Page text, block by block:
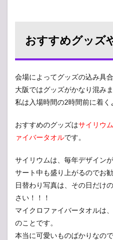
おすすめグッズ
会場によってグッズの込み具
大阪ではグッズがかなり混みま
私は入場時間の2時間前に着く
おすすめのグッズはサイリウ
ァイバータオルです。
サイリウムは、毎年デザイン
サート中も盛り上がるのでお勧
日替わり写真は、その日だけ
さい！！！
マイクロファイバータオルは
のことです。
本当に可愛いものばかりなの